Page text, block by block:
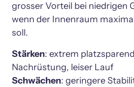
grosser Vorteil bei niedrigen
wenn der Innenraum
soll.
Stärken: extrem
Schwächen: geringere